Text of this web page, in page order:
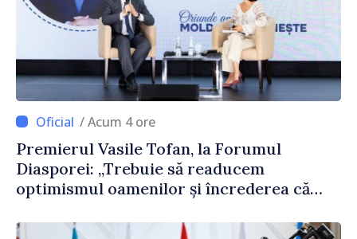
/ Acum 4 ore
Premierul Vasile Tofan, la Forumul
Diasporei: „Trebuie să readucem
optimismul oamenilor și încrederea că
corectă”